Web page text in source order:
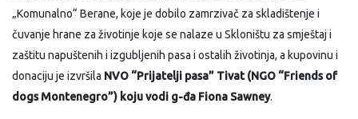
„Komunalno“ Berane, koje je dobilo zamrzivač za skladištenje i
čuvanje hrane za životinje koje se nalaze u Skloništu za smještaj i
zaštitu napuštenih i izgubljenih pasa i ostalih životinja, a kupovinu i
donaciju je izvršila NVO “Prijatelji pasa” Tivat (NGO “Friends of
dogs Montenegro”) koju vodi g-đa Fiona Sawney.